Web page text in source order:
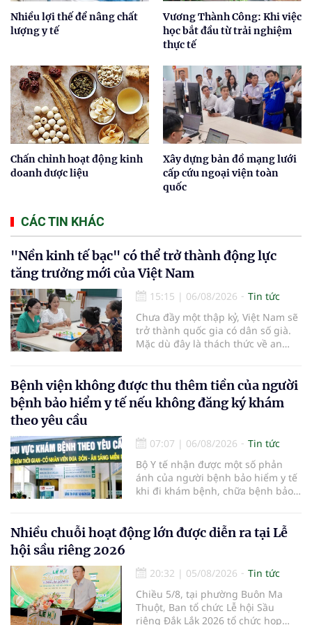
Nhiều lợi thế để nâng chất
lượng y tế
Vương Thành Công: Khi việc
học bắt đầu từ trải nghiệm
thực tế
Chấn chỉnh hoạt động kinh
doanh dược liệu
Xây dựng bản đồ mạng lưới
cấp cứu ngoại viện toàn
quốc
CÁC TIN KHÁC
"Nền kinh tế bạc" có thể trở thành động lực
tăng trưởng mới của Việt Nam
15:15 | 06/08/2026
Tin tức
Chưa đầy một thập kỷ, Việt Nam sẽ
trở thành quốc gia có dân số già.
Mặc dù đây là thách thức về an
có giá trị hàng tỷ USD.
Bệnh viện không được thu thêm tiền của người
bệnh bảo hiểm y tế nếu không đăng ký khám
theo yêu cầu
07:07 | 06/08/2026
Tin tức
Bộ Y tế nhận được một số phản
ánh của người bệnh bảo hiểm y tế
khi đi khám bệnh, chữa bệnh bảo
bệnh, chữa bệnh theo yêu cầu
nhưng vẫn phải nộp thêm các chi
phần cùng chi trả.
Nhiều chuỗi hoạt động lớn được diễn ra tại Lễ
hội sầu riêng 2026
20:32 | 05/08/2026
Tin tức
Chiều 5/8, tại phường Buôn Ma
Thuột, Ban tổ chức Lễ hội Sầu
riêng Đắk Lắk 2026 tổ chức họp